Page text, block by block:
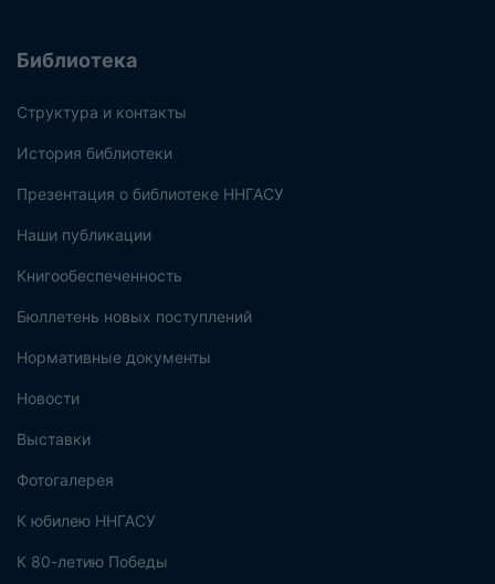
Библиотека
Структура и контакты
История библиотеки
Презентация о библиотеке ННГАСУ
Наши публикации
Книгообеспеченность
Бюллетень новых поступлений
Нормативные документы
Новости
Выставки
Фотогалерея
К юбилею ННГАСУ
К 80-летию Победы